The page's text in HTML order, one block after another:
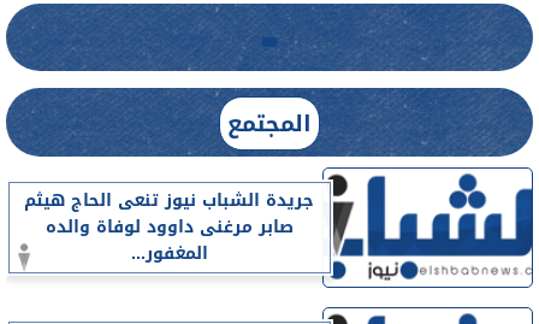
المجتمع
جريدة الشباب نيوز تنعى الحاج هيثم
صابر مرغنى داوود لوفاة والده
المغفور...